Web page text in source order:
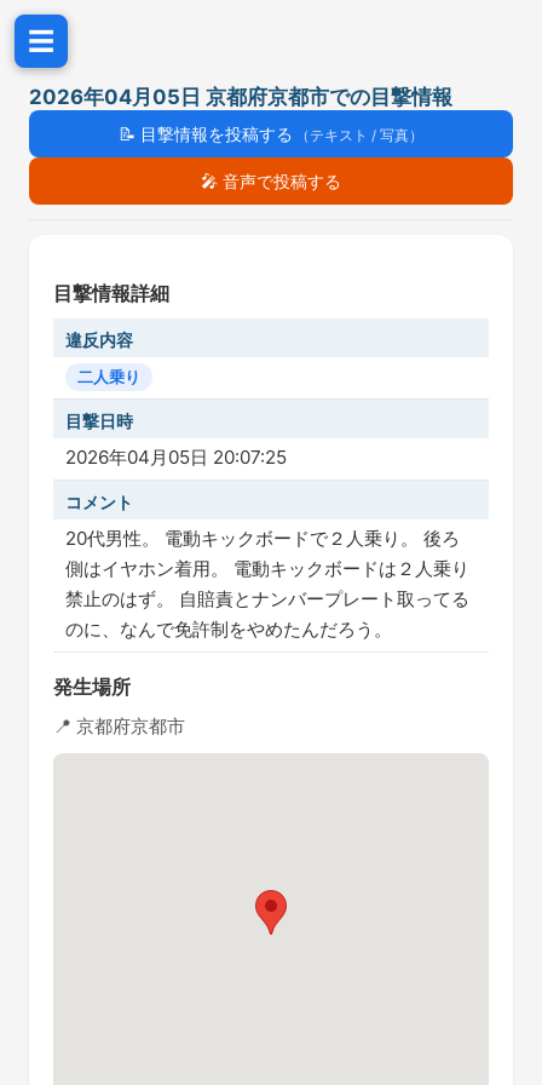
☰
2026年04月05日 京都府京都市での目撃情報
📝 目撃情報を投稿する （テキスト / 写真）
🎤 音声で投稿する
目撃情報詳細
違反内容
二人乗り
目撃日時
2026年04月05日 20:07:25
コメント
20代男性。 電動キックボードで２人乗り。 後ろ
側はイヤホン着用。 電動キックボードは２人乗り
禁止のはず。 自賠責とナンバープレート取ってる
のに、なんで免許制をやめたんだろう。
発生場所
📍 京都府京都市